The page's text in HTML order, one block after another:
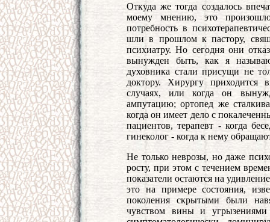
Откуда же тогда создалось
моему мнению, это
потребность в
шли в прошлом к пастору,
психиатру. Но сегодня они
вынужден быть, как я
духовника стали присущи не
доктору. Хирургу приходится
случаях, или когда он
ампутацию; ортопед же
когда он имеет дело с
пациентов, терапевт - когда
гинеколог - когда к нему
Не только неврозы, но даже
росту, при этом с течением
показатели остаются на
это на примере состояния,
поколения скрытыми были
чувством вины и